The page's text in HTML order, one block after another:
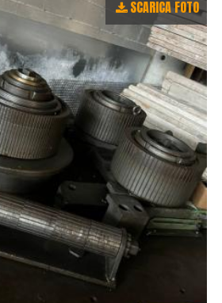
SCARICA FOTO